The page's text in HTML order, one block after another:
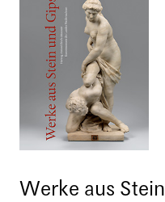
Werke aus Stein